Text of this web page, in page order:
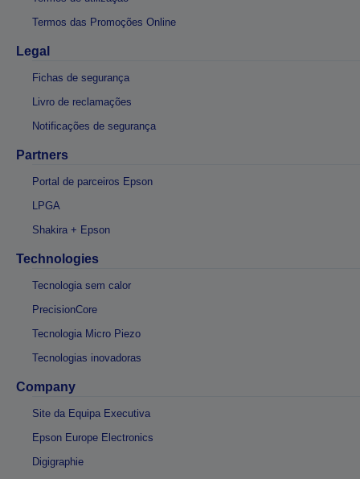
Termos das Promoções Online
Legal
Fichas de segurança
Livro de reclamações
Notificações de segurança
Partners
Portal de parceiros Epson
LPGA
Shakira + Epson
Technologies
Tecnologia sem calor
PrecisionCore
Tecnologia Micro Piezo
Tecnologias inovadoras
Company
Site da Equipa Executiva
Epson Europe Electronics
Digigraphie